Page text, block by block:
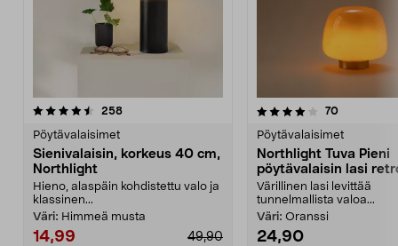
258arvostelut
Pöytävalaisimet
Sienivalaisin, korkeus 40 cm,
Northlight
Hieno, alaspäin kohdistettu valo ja
klassinen...
Väri: Himmeä musta
14,99 49,90
4.0 viidestä
70arvostelut
Pöytävalaisimet
Northlight Tuva Pieni
pöytävalaisin lasi
oranssi 21 cm
Värillinen lasi levittää
tunnelmallista valoa...
Väri: Oranssi
24,90
5.0 viidestä